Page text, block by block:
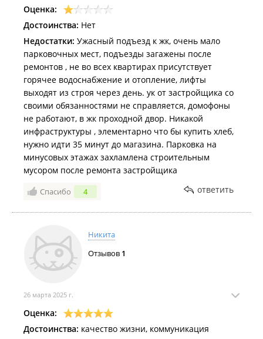
эстетически.
Оценка:
Достоинства: Нет
Недостатки: Ужасный подъезд к жк, очень мало
парковочных мест, подъезды загажены после
ремонтов , не во всех квартирах присутствует
горячее водоснабжение и отопление, лифты
выходят из строя через день. ук от застройщика со
своими обязанностями не справляется, домофоны
не работают, в жк проходной двор. Никакой
инфраструктуры , элементарно что бы купить хлеб,
нужно идти 35 минут до магазина. Парковка на
минусовых этажах захламлена строительным
мусором после ремонта застройщика
Спасибо 4 ответить
Никита
Отзывов 1
26 марта 2025 г.
Оценка:
Достоинства: качество жизни, коммуникация